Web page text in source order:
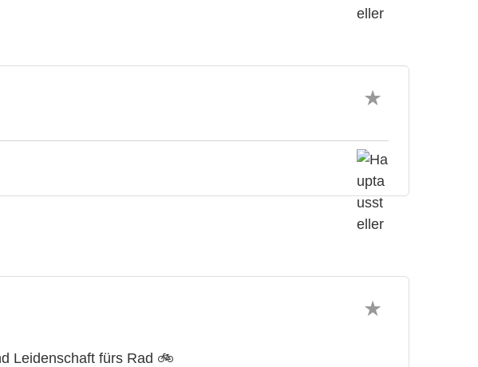
Leidenschaft fürs Rad 🚲